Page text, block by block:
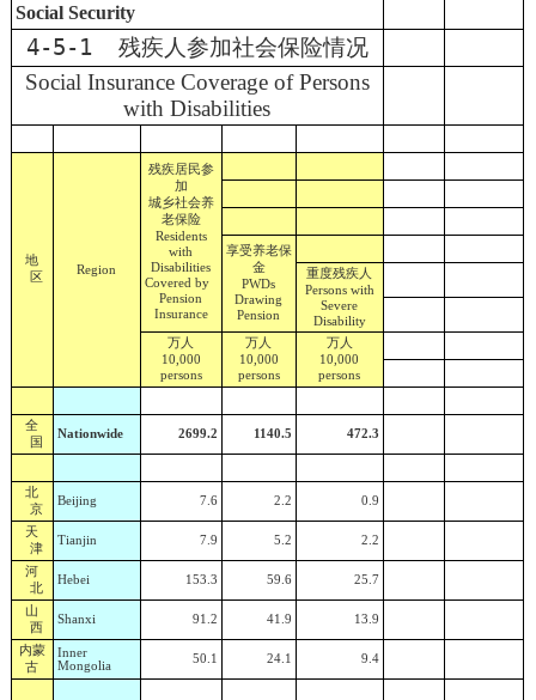
Social Security
4-5-1 残疾人参加社会保险情况
Social Insurance Coverage of Persons
with Disabilities
地
区
Region
残疾居民参
加
城乡社会养
老保险
Residents
with
Disabilities
Covered by
Pension
Insurance
享受养老保
金
PWDs
Drawing
Pension
重度残疾人
Persons with
Severe
Disability
万人
10,000
persons
万人
10,000
persons
万人
10,000
persons
全
国
Nationwide 2699.2 1140.5 472.3
北
京
Beijing 7.6 2.2 0.9
天
津
Tianjin 7.9 5.2 2.2
河
北
Hebei 153.3 59.6 25.7
山
西
Shanxi 91.2 41.9 13.9
内蒙
古
Inner
Mongolia
50.1 24.1 9.4